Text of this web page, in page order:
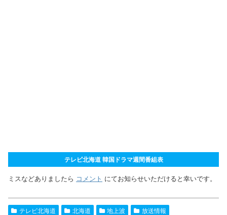
テレビ北海道 韓国ドラマ週間番組表
ミスなどありましたら コメント にてお知らせいただけると幸いです。
テレビ北海道 北海道 地上波 放送情報